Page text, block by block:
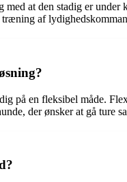
at den stadig er
af
på en fleksibel måde.
der ønsker at gå ture